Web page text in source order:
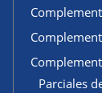
Parciales